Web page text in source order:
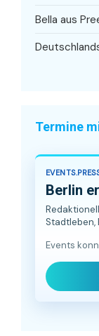
Bella aus
Termine
Berlin
Stadtleben,
Events